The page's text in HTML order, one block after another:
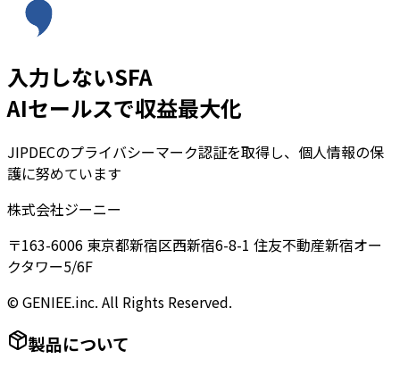
入力しないSFA
AIセールスで収益最大化
JIPDECのプライバシーマーク認証を取得し、個人情報の保
護に努めています
株式会社ジーニー
〒163-6006 東京都新宿区西新宿6-8-1 住友不動産新宿オー
クタワー5/6F
© GENIEE.inc. All Rights Reserved.
製品について